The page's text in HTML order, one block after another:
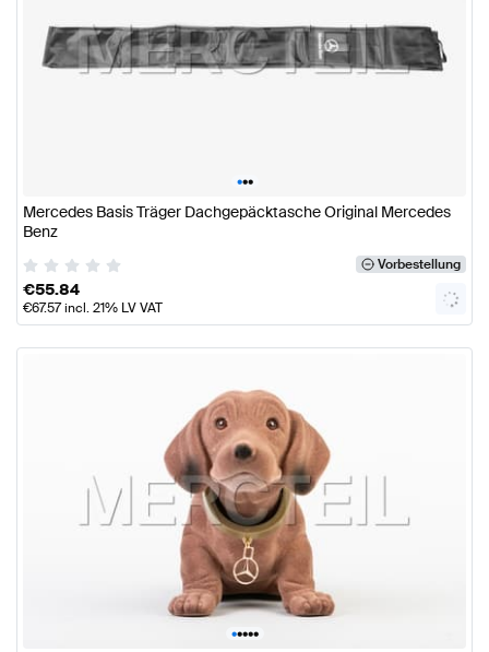
•••
Mercedes Basis Träger Dachgepäcktasche Original Mercedes
Benz
Vorbestellung
€55.84
€67.57incl. 21% LV VAT
•••••